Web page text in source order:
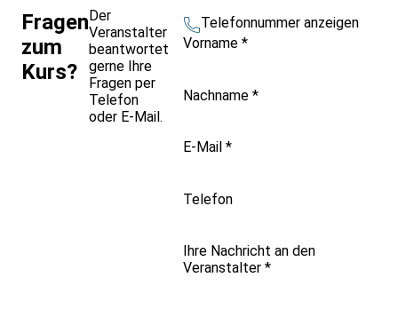
Fragen
zum
Kurs?
Der
Veranstalter
beantwortet
gerne Ihre
Fragen per
Telefon
oder E-Mail.
Telefonnummer anzeigen
Vorname *
Nachname *
E-Mail *
Telefon
Ihre Nachricht an den
Veranstalter *